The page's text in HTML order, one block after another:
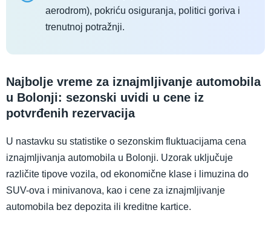
aerodrom), pokriću osiguranja, politici goriva i
trenutnoj potražnji.
Najbolje vreme za iznajmljivanje automobila
u Bolonji: sezonski uvidi u cene iz
potvrđenih rezervacija
U nastavku su statistike o sezonskim fluktuacijama cena
iznajmljivanja automobila u Bolonji. Uzorak uključuje
različite tipove vozila, od ekonomične klase i limuzina do
SUV-ova i minivanova, kao i cene za iznajmljivanje
automobila bez depozita ili kreditne kartice.